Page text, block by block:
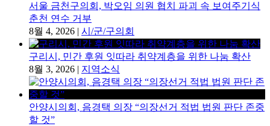
서울 금천구의회, 박오임 의원 협치 파괴 속 보여주기식
춘천 연수 거부
8월 4, 2026 | 시/군/구의회
구리시, 민간 후원 잇따라 취약계층을 위한 나눔 확산
8월 3, 2026 | 지역소식
안양시의회, 음경택 의장 “의장선거 적법 법원 판단 존중
할 것”